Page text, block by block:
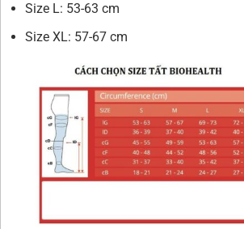
Size L: 53-63 cm
Size XL: 57-67 cm